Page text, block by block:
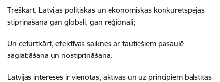
Treškārt, Latvijas politiskās un ekonomiskās konkurētspējas
stiprināšana gan globāli, gan reģionāli;
Un ceturtkārt, efektīvas saiknes ar tautiešiem pasaulē
saglabāšana un nostiprināšana.
Latvijas interesēs ir vienotas, aktīvas un uz principiem balstītas